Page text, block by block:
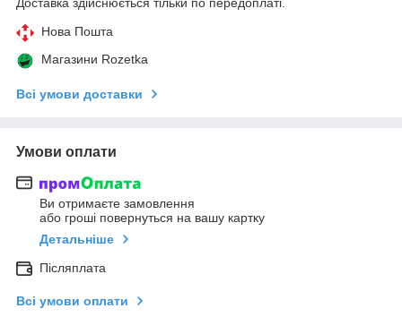
Нова Пошта
Магазини Rozetka
Всі умови доставки
Умови оплати
Ви отримаєте замовлення
або гроші повернуться на вашу картку
Детальніше
Післяплата
Всі умови оплати